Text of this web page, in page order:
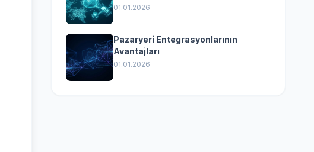
01.01.2026
Pazaryeri Entegrasyonlarının
Avantajları
01.01.2026